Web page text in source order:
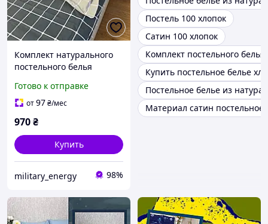
Комплект натурального
постельного белья
180х215 см
Готово к отправке
от97₴/мес
970₴
Купить
military_energy 98%
Постель 100 хлопок
Сатин 100 хлопок
Комплект постельного белья
Купить постельное белье
Постельное белье из
Материал сатин постельное